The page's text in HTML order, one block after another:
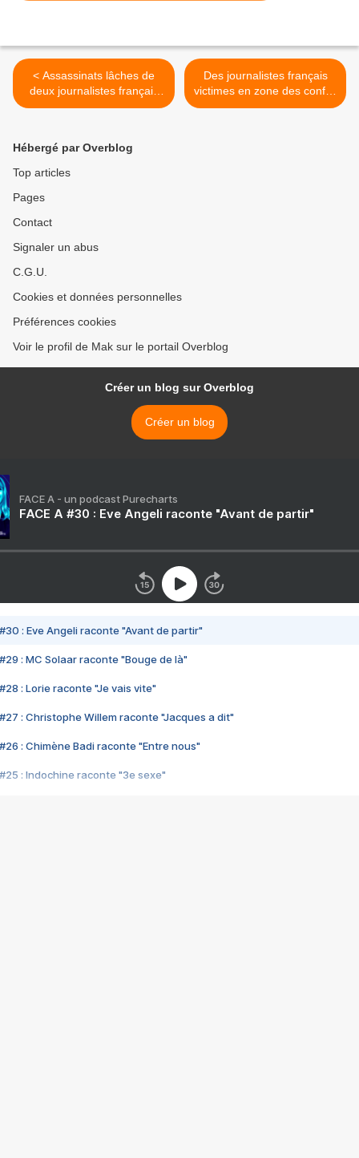
< Assassinats lâches de
deux journalistes français
au Mali : rsf révolté
Des journalistes français
victimes en zone des conflit:
la Ligue Sénégalaise des
Hébergé par Overblog
Top articles
Pages
Contact
Signaler un abus
C.G.U.
Cookies et données personnelles
Préférences cookies
Voir le profil de Mak sur le portail Overblog
Créer un blog sur Overblog
Créer un blog
FACE A - un podcast Purecharts
FACE A #30 : Eve Angeli raconte "Avant de partir"
#30 : Eve Angeli raconte "Avant de partir"
#29 : MC Solaar raconte "Bouge de là"
#28 : Lorie raconte "Je vais vite"
#27 : Christophe Willem raconte "Jacques a dit"
#26 : Chimène Badi raconte "Entre nous"
#25 : Indochine raconte "3e sexe"